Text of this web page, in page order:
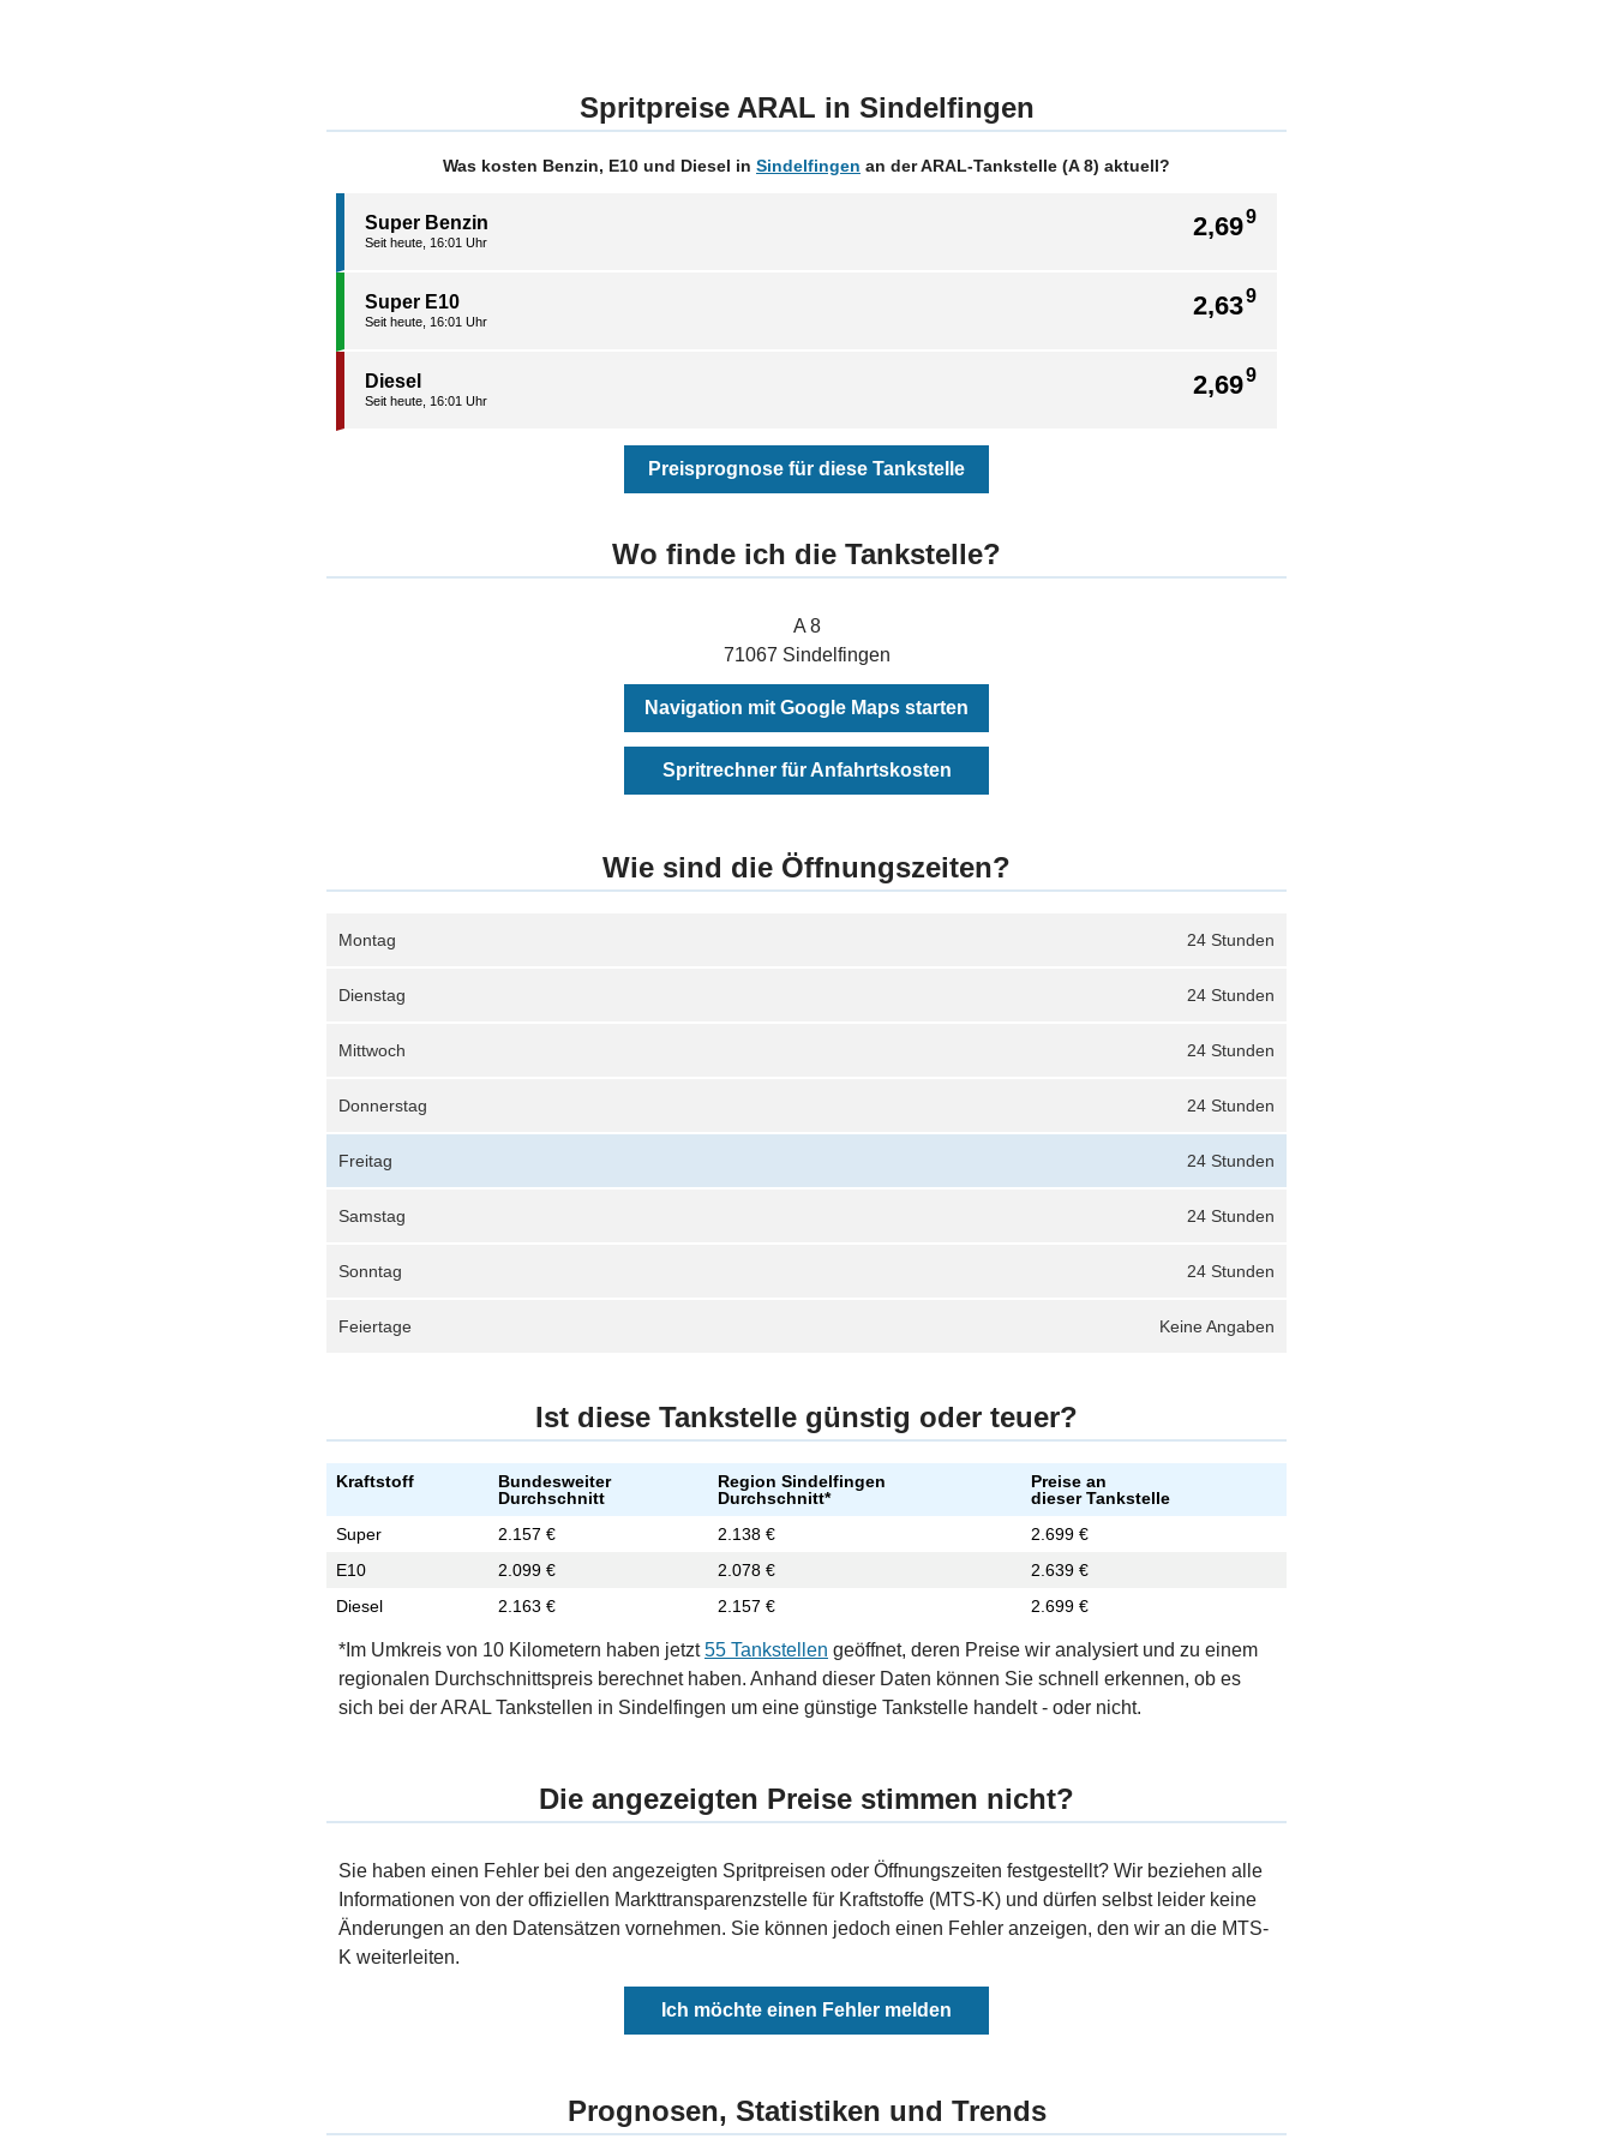
Spritpreise ARAL in Sindelfingen
Was kosten Benzin, E10 und Diesel in Sindelfingen an der ARAL-Tankstelle (A 8) aktuell?
2,699
Super Benzin
Seit heute, 16:01 Uhr
2,639
Super E10
Seit heute, 16:01 Uhr
2,699
Diesel
Seit heute, 16:01 Uhr
Preisprognose für diese Tankstelle
Wo finde ich die Tankstelle?
A 8
71067 Sindelfingen
Navigation mit Google Maps starten
Spritrechner für Anfahrtskosten
Wie sind die Öffnungszeiten?
24 Stunden
Montag
24 Stunden
Dienstag
24 Stunden
Mittwoch
24 Stunden
Donnerstag
24 Stunden
Freitag
24 Stunden
Samstag
24 Stunden
Sonntag
Keine Angaben
Feiertage
Ist diese Tankstelle günstig oder teuer?
Kraftstoff
Bundesweiter
Durchschnitt
Region Sindelfingen
Durchschnitt*
Preise an
dieser Tankstelle
Super
2.157 € 2.138 €
2.699 €
E10
2.099 € 2.078 €
2.639 €
Diesel
2.163 € 2.157 € 2.699 €
*Im Umkreis von 10 Kilometern haben jetzt55 Tankstellen geöffnet, deren Preise wir analysiert und zu einem
regionalen Durchschnittspreis berechnet haben. Anhand dieser Daten können Sie schnell erkennen, ob es
sich bei der ARAL Tankstellen in Sindelfingen um eine günstige Tankstelle handelt - oder nicht.
Die angezeigten Preise stimmen nicht?
Sie haben einen Fehler bei den angezeigten Spritpreisen oder Öffnungszeiten festgestellt? Wir beziehen alle
Informationen von der offiziellen Markttransparenzstelle für Kraftstoffe (MTS-K) und dürfen selbst leider keine
Änderungen an den Datensätzen vornehmen. Sie können jedoch einen Fehler anzeigen, den wir an die MTS-
K weiterleiten.
Ich möchte einen Fehler melden
Prognosen, Statistiken und Trends